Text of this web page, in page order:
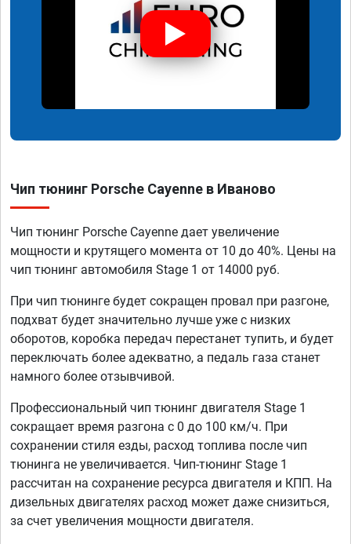
Чип тюнинг Porsche Cayenne в Иваново
Чип тюнинг Porsche Cayenne дает увеличение
мощности и крутящего момента от 10 до 40%. Цены на
чип тюнинг автомобиля Stage 1 от 14000 руб.
При чип тюнинге будет сокращен провал при разгоне,
подхват будет значительно лучше уже с низких
оборотов, коробка передач перестанет тупить, и будет
переключать более адекватно, а педаль газа станет
намного более отзывчивой.
Профессиональный чип тюнинг двигателя Stage 1
сокращает время разгона с 0 до 100 км/ч. При
сохранении стиля езды, расход топлива после чип
тюнинга не увеличивается. Чип-тюнинг Stage 1
рассчитан на сохранение ресурса двигателя и КПП. На
дизельных двигателях расход может даже снизиться,
за счет увеличения мощности двигателя.